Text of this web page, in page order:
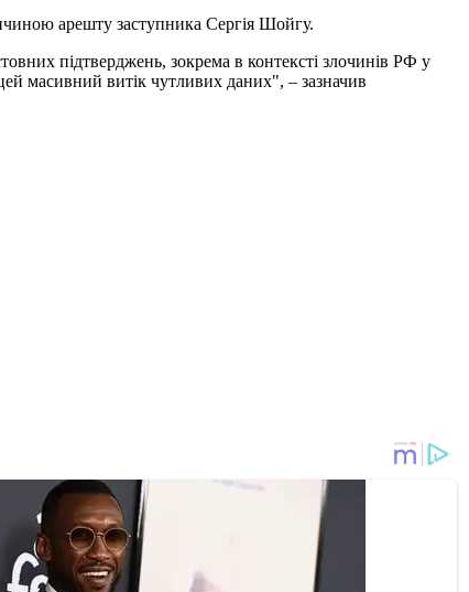
арешту заступника Сергія Шойгу.
підтверджень, зокрема в контексті злочинів РФ у
масивний витік чутливих даних", – зазначив